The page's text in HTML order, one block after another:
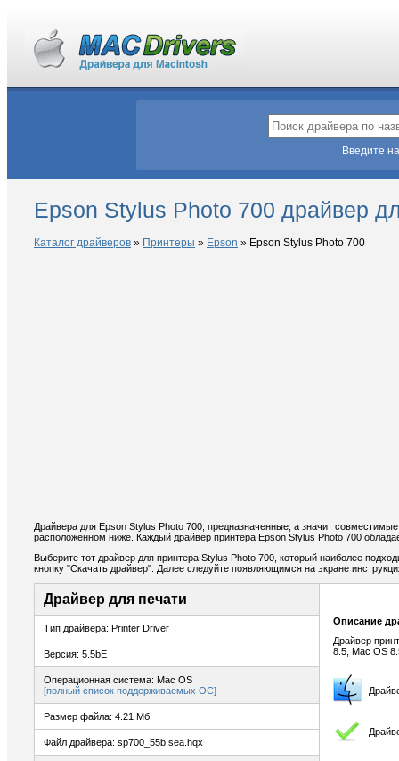
Введите
Epson Stylus Photo 700 драйвер
Каталог драйверов » Принтеры » Epson » Epson Stylus Photo 700
Драйвера для Epson Stylus Photo 700, предназначенные, а значит
расположенном ниже. Каждый драйвер принтера Epson Stylus Photo 700
Выберите тот драйвер для принтера Stylus Photo 700, который наиболее
кнопку "Скачать драйвер". Далее следуйте появляющимся на экране
Драйвер для печати
Тип драйвера: Printer Driver
Версия: 5.5bE
Операционная система: Mac OS
[полный список поддерживаемых ОС]
Размер файла: 4.21 Мб
Файл драйвера: sp700_55b.sea.hqx
Описание
Драйвер
8.5, Mac OS